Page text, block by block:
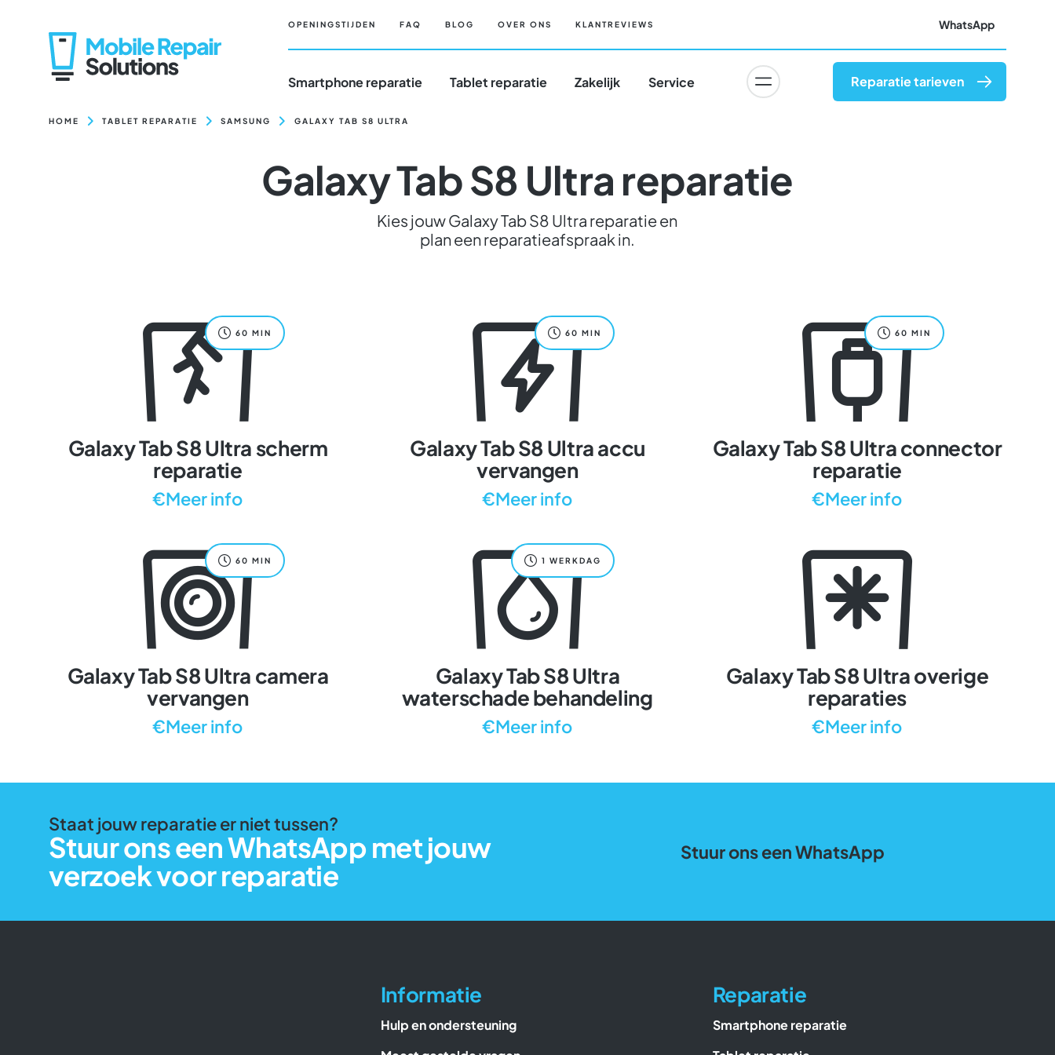
OPENINGSTIJDEN FAQ BLOG OVER ONS KLANTREVIEWS WhatsApp
Smartphone reparatie Tablet reparatie Zakelijk Service Reparatie tarieven
HOME TABLET REPARATIE SAMSUNG GALAXY TAB S8 ULTRA
Galaxy Tab S8 Ultra reparatie
Kies jouw Galaxy Tab S8 Ultra reparatie en
plan een reparatieafspraak in.
60 MIN
Galaxy Tab S8 Ultra scherm
reparatie
€Meer info
60 MIN
Galaxy Tab S8 Ultra accu
vervangen
€Meer info
60 MIN
Galaxy Tab S8 Ultra connector
reparatie
€Meer info
60 MIN
Galaxy Tab S8 Ultra camera
vervangen
€Meer info
1 WERKDAG
Galaxy Tab S8 Ultra
waterschade behandeling
€Meer info
Galaxy Tab S8 Ultra overige
reparaties
€Meer info
Staat jouw reparatie er niet tussen?
Stuur ons een WhatsApp met jouw
verzoek voor reparatie
Stuur ons een WhatsApp
Informatie
Hulp en ondersteuning
Reparatie
Smartphone reparatie